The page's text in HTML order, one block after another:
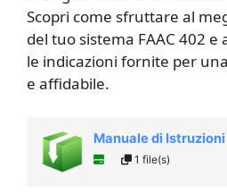
Scopri come sfruttare al
del tuo sistema FAAC 402
le indicazioni fornite per
e affidabile.
Manuale di Istruzioni
1 file(s)